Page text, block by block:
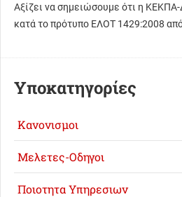
Αξίζει να σημειώσουμε ότι η ΚΕΚΠΑ-
κατά το πρότυπο ΕΛΟΤ 1429:2008
Υποκατηγορίες
Κανονισμοι
Μελετες-Οδηγοι
Ποιοτητα Υπηρεσιων